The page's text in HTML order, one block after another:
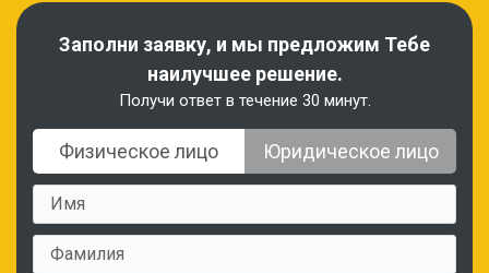
Заполни заявку, и мы предложим Тебе
наилучшее решение.
Получи ответ в течение 30 минут.
Физическое лицо Юридическое лицо